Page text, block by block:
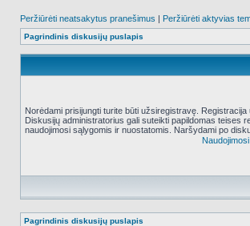
Peržiūrėti neatsakytus pranešimus | Peržiūrėti aktyvias
Pagrindinis diskusijų puslapis
Norėdami prisijungti turite būti užsiregistravę.
Diskusijų administratorius gali suteikti papildomas teises
naudojimosi sąlygomis ir nuostatomis. Naršydami po
Pagrindinis diskusijų puslapis